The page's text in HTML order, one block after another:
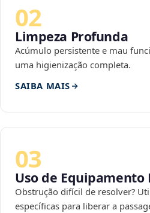
02
Limpeza Profunda
Acúmulo persistente e mau
uma higienização completa.
SAIBA MAIS
03
Uso de Equipamento
Obstrução difícil de resolver?
específicas para liberar a